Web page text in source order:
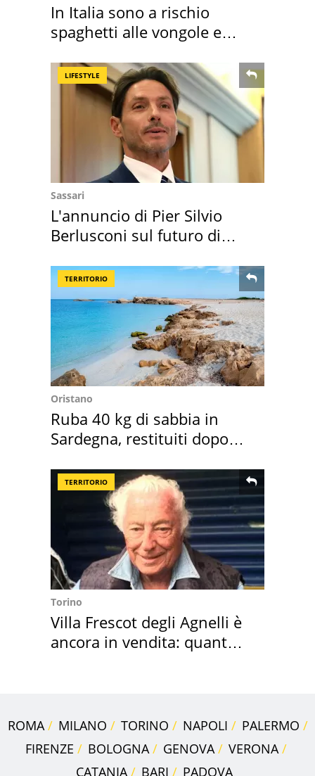
In Italia sono a rischio
spaghetti alle vongole e
LIFESTYLE
Sassari
L'annuncio di Pier Silvio
Berlusconi sul futuro di
TERRITORIO
Oristano
Ruba 40 kg di sabbia in
Sardegna, restituiti dopo
TERRITORIO
Torino
Villa Frescot degli Agnelli è
ancora in vendita: quanto
ROMA MILANO TORINO NAPOLI
PALERMO
FIRENZE
BOLOGNA GENOVA
VERONA
CATANIA
BARI PADOVA